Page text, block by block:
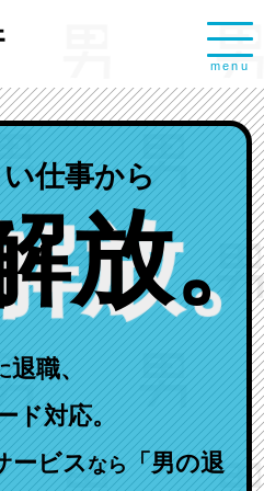
menu
仕事から
放。
退職、
ド対応。
ービスなら「男の退